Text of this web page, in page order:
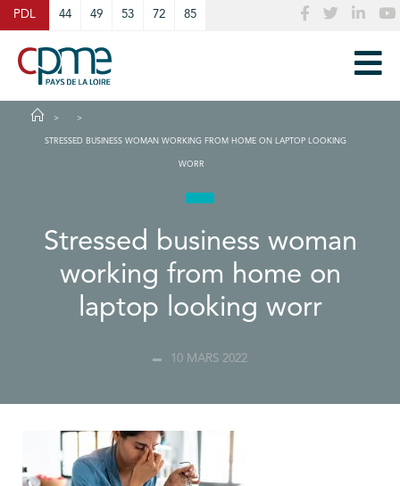
PDL 44 49 53 72 85
STRESSED BUSINESS WOMAN WORKING FROM HOME ON LAPTOP LOOKING
WORR
Stressed business woman
working from home on
laptop looking worr
10 MARS 2022
Cookies management panel